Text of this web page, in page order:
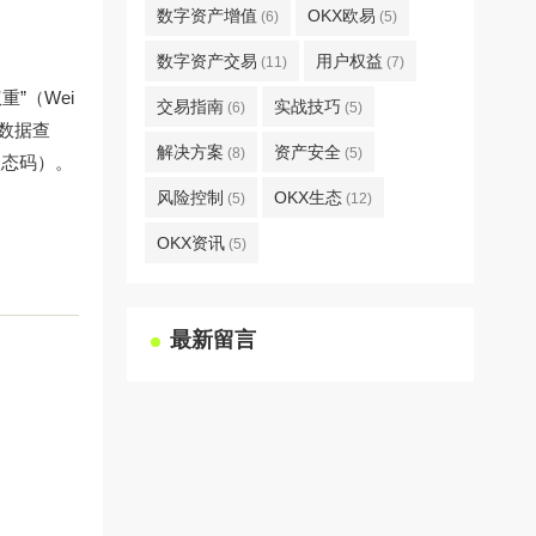
”（Wei
据查
码）。
数字资产增值 (6) OKX欧易 (5)
数字资产交易 (11) 用户权益 (7)
交易指南 (6) 实战技巧 (5)
解决方案 (8) 资产安全 (5)
风险控制 (5) OKX生态 (12)
OKX资讯 (5)
最新留言